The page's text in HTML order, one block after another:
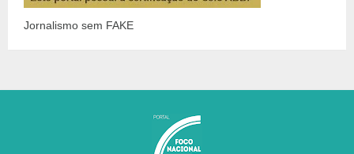
Jornalismo sem FAKE